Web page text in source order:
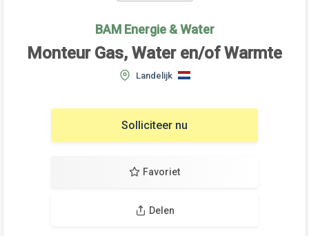
BAM Energie & Water
Monteur Gas, Water en/of Warmte
Landelijk
Solliciteer nu
Favoriet
Delen